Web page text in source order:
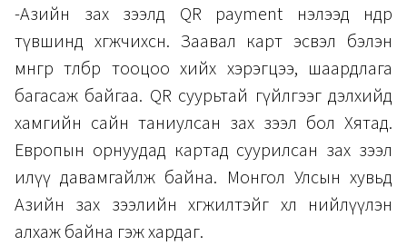
-Азийн зах зээлд QR payment нэлээд өндөр
түвшинд хөгжчихсөн. Заавал карт эсвэл бэлэн
мөнгөөр төлбөр тооцоо хийх хэрэгцээ, шаардлага
багасаж байгаа. QR суурьтай гүйлгээг дэлхийд
хамгийн сайн таниулсан зах зээл бол Хятад.
Европын орнуудад картад суурилсан зах зээл
илүү давамгайлж байна. Монгол Улсын хувьд
Азийн зах зээлийн хөгжилтэйгөө хөл нийлүүлэн
алхаж байна гэж хардаг.